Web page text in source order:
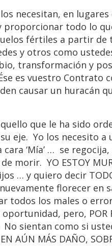
necesitan, en
proporcionar todo lo
fértiles a partir de
y otros como
transformación y
es vuestro Contrato
causar un huracán
que le ha sido
eje. Yo los necesito a
‘Mía’ … se
morir. YO ESTOY
… y quiero decir
florecer en
todos los males o
pero, POR
sientan como si
AÚN MÁS DAÑO,